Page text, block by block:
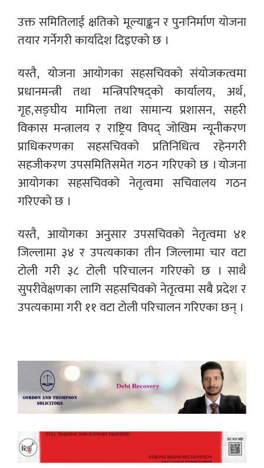
उक्त समितिलाई क्षतिको मूल्याङ्कन र पुनःनिर्माण योजना
तयार गर्नेगरी कार्यादेश दिइएको छ ।
यस्तै, योजना आयोगका सहसचिवको संयोजकत्वमा
प्रधानमन्त्री तथा मन्त्रिपरिषद्को कार्यालय, अर्थ,
गृह,सङ्घीय मामिला तथा सामान्य प्रशासन, सहरी
विकास मन्त्रालय र राष्ट्रिय विपद् जोखिम न्यूनीकरण
प्राधिकरणका सहसचिवको प्रतिनिधित्व रहेनगरी
सहजीकरण उपसमितिसमेत गठन गरिएको छ । योजना
आयोगका सहसचिवको नेतृत्वमा सचिवालय गठन
गरिएको छ ।
यस्तै, आयोगका अनुसार उपसचिवको नेतृत्वमा ४१
जिल्लामा ३४ र उपत्यकाका तीन जिल्लामा चार वटा
टोली गरी ३८ टोली परिचालन गरिएको छ । साथै
सुपरीवेक्षणका लागि सहसचिवको नेतृत्वमा सबै प्रदेश र
उपत्यकामा गरी ११ वटा टोली परिचालन गरिएका छन् ।